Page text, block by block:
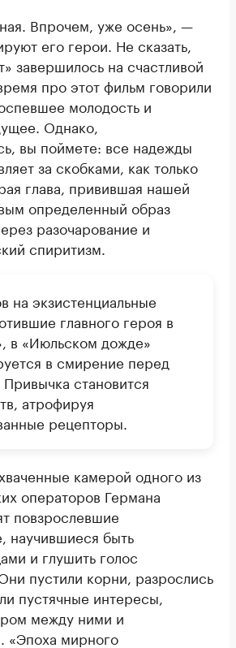
Впрочем, уже осень», —
его герои. Не сказать,
завершилось на счастливой
про этот фильм говорили
молодость и
Однако,
вы поймете: все надежды
за скобками, как только
глава, привившая нашей
определенный образ
разочарование и
спиритизм.
на экзистенциальные
главного героя в
в «Июльском дожде»
в смирение перед
становится
атрофируя
рецепторы.
камерой одного из
операторов Германа
повзрослевшие
научившиеся быть
и глушить голос
пустили корни, разрослись
пустячные интересы,
между ними и
«Эпоха мирного